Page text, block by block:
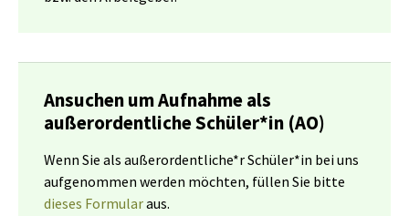
Ansuchen um Aufnahme als
außerordentliche Schüler*in (AO)
Wenn Sie als außerordentliche*r Schüler*in bei uns
aufgenommen werden möchten, füllen Sie bitte
dieses Formularaus.